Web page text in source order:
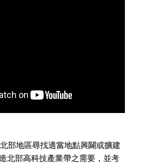
部地區尋找適當地點興闢或擴建
北部高科技產業帶之需要，並考